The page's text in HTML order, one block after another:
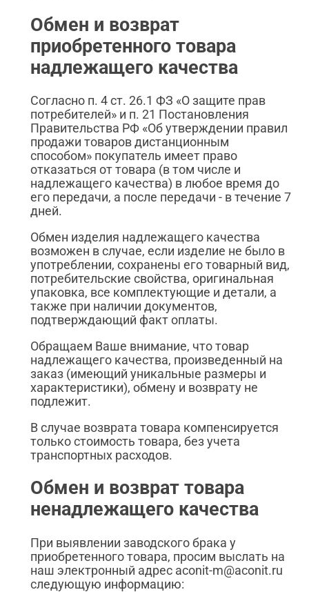
Обмен и возврат
приобретенного товара
надлежащего качества
Согласно п. 4 ст. 26.1 ФЗ «О защите прав
потребителей» и п. 21 Постановления
Правительства РФ «Об утверждении правил
продажи товаров дистанционным
способом» покупатель имеет право
отказаться от товара (в том числе и
надлежащего качества) в любое время до
его передачи, а после передачи - в течение 7
дней.
Обмен изделия надлежащего качества
возможен в случае, если изделие не было в
употреблении, сохранены его товарный вид,
потребительские свойства, оригинальная
упаковка, все комплектующие и детали, а
также при наличии документов,
подтверждающий факт оплаты.
Обращаем Ваше внимание, что товар
надлежащего качества, произведенный на
заказ (имеющий уникальные размеры и
характеристики), обмену и возврату не
подлежит.
В случае возврата товара компенсируется
только стоимость товара, без учета
транспортных расходов.
Обмен и возврат товара
ненадлежащего качества
При выявлении заводского брака у
приобретенного товара, просим выслать на
наш электронный адрес aconit-m@aconit.ru
следующую информацию: